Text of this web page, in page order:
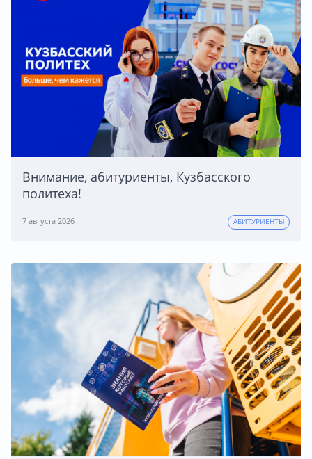
Внимание, абитуриенты, Кузбасского
политеха!
7 августа 2026 АБИТУРИЕНТЫ